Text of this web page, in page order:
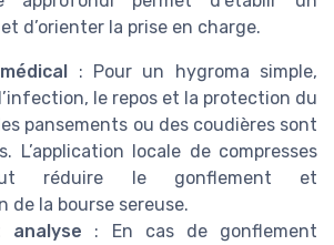
d’orienter la prise en charge.
: Pour un hygroma simple,
le repos et la protection du
pansements ou des coudières sont
L’application locale de compresses
réduire le gonflement et
de la bourse sereuse.
analyse : En cas de gonflement